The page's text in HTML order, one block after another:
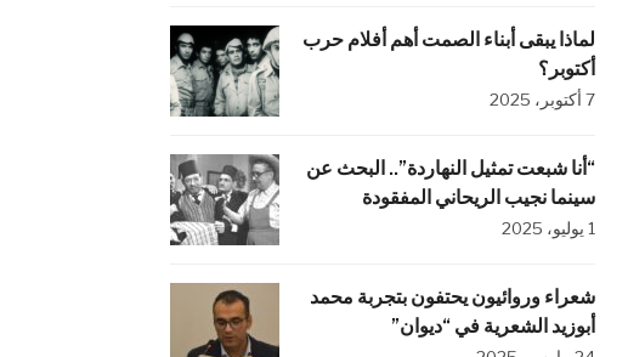
لماذا يبقى أبناء الصمت أهم أفلام حرب
أكتوبر؟
7 أكتوبر، 2025
“أنا شبعت تمثيل النهاردة”.. البحث عن
سينما نجيب الريحاني المفقودة
1 يوليو، 2025
شعراء وروائيون يحتفون بتجربة محمد
أبوزيد الشعرية في “ديوان”